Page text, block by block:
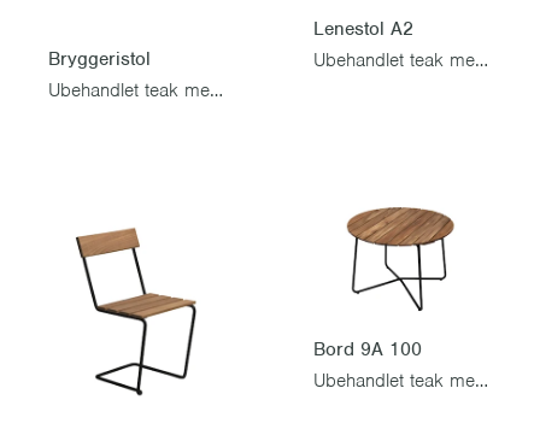
Bryggeristol
Ubehandlet teak med varmgalvanisert stativ
Lenestol A2
Ubehandlet teak med svart stativ
Bord 9A 100
Ubehandlet teak med svart stativ